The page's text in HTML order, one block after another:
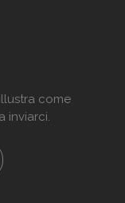
come
inviarci.